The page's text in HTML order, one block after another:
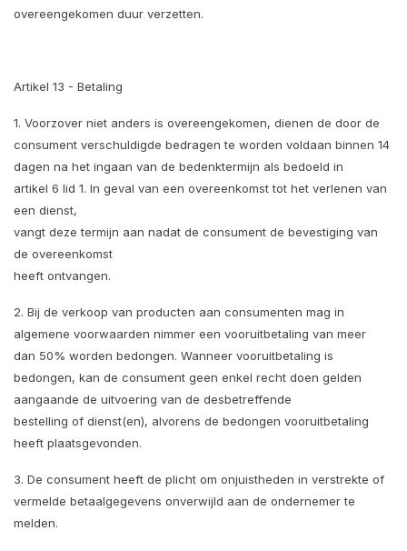
overeengekomen duur verzetten.
Artikel 13 - Betaling
1. Voorzover niet anders is overeengekomen, dienen de door de
consument verschuldigde bedragen te worden voldaan binnen 14
dagen na het ingaan van de bedenktermijn als bedoeld in
artikel 6 lid 1. In geval van een overeenkomst tot het verlenen van
een dienst,
vangt deze termijn aan nadat de consument de bevestiging van
de overeenkomst
heeft ontvangen.
2. Bij de verkoop van producten aan consumenten mag in
algemene voorwaarden nimmer een vooruitbetaling van meer
dan 50% worden bedongen. Wanneer vooruitbetaling is
bedongen, kan de consument geen enkel recht doen gelden
aangaande de uitvoering van de desbetreffende
bestelling of dienst(en), alvorens de bedongen vooruitbetaling
heeft plaatsgevonden.
3. De consument heeft de plicht om onjuistheden in verstrekte of
vermelde betaalgegevens onverwijld aan de ondernemer te
melden.